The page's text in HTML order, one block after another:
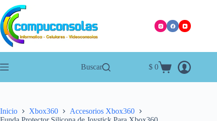
Saltar
al
contenido
Buscar
Carro
$ 0
Inicio Xbox360
Accesorios Xbox360